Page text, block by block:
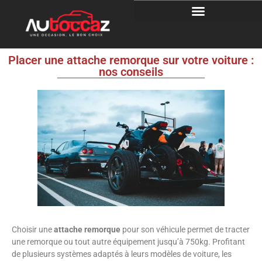
Placer une attache remorque sur votre voiture :
nos conseils
Choisir uneattache remorque pour son véhicule permet de tracter
une remorque ou tout autre équipement jusqu’à 750kg. Profitant
de plusieurs systèmes adaptés à leurs modèles de voiture, les